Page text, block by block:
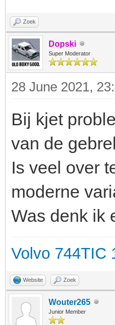
Zoek
Dopski
Super Moderator
28 June 2021,
Bij kjet
van de
Is veel over
moderne
Was denk ik
Volvo 744TIC
Website Zoek
Wouter265
Junior Member